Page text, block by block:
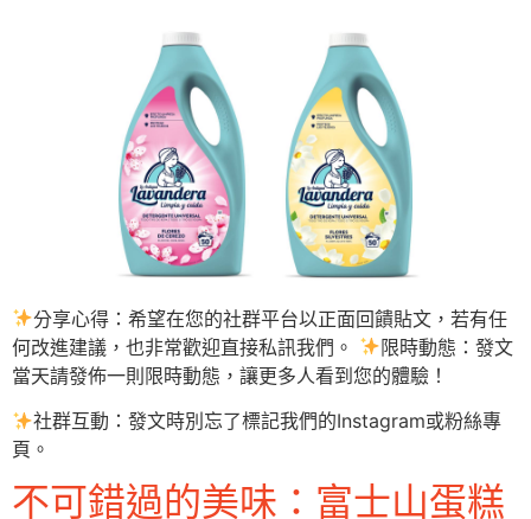
分享心得：希望在您的社群平台以正面回饋貼文，若有任
何改進建議，也非常歡迎直接私訊我們。
限時動態：發文
當天請發佈一則限時動態，讓更多人看到您的體驗！
社群互動：發文時別忘了標記我們的Instagram或粉絲專
頁。
不可錯過的美味：富士山蛋糕